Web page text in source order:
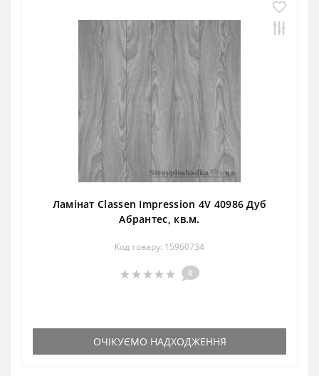
Ламінат Classen Impression 4V 40986 Дуб
Абрантес, кв.м.
Код товару: 15960734
0
ОЧІКУЄМО НАДХОДЖЕННЯ